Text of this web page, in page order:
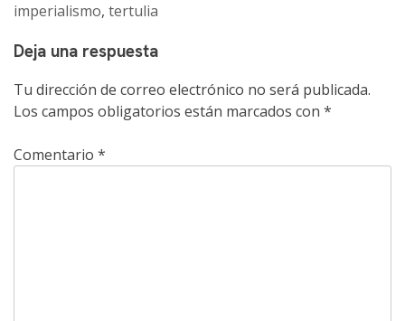
imperialismo, tertulia
Deja una respuesta
Tu dirección de correo electrónico no será publicada.
Los campos obligatorios están marcados con *
Comentario *